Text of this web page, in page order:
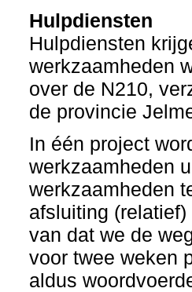
Hulpdiensten
Hulpdiensten
werkzaamheden
over de N210,
de provincie
In één project
werkzaamheden
werkzaamheden
afsluiting
van dat we de
voor twee weken
aldus